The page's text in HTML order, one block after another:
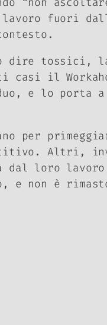
lavoro fuori
dire tossici,
casi il
e lo porta
Altri,
dal loro
e non è